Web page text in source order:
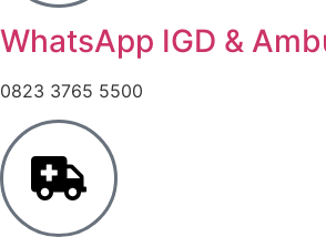
WhatsApp IGD &
0823 3765 5500